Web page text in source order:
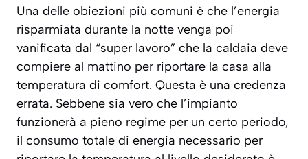
Una delle obiezioni più comuni è che l’energia
risparmiata durante la notte venga poi
vanificata dal “super lavoro” che la caldaia deve
compiere al mattino per riportare la casa alla
temperatura di comfort. Questa è una credenza
errata. Sebbene sia vero che l’impianto
funzionerà a pieno regime per un certo periodo,
il consumo totale di energia necessario per